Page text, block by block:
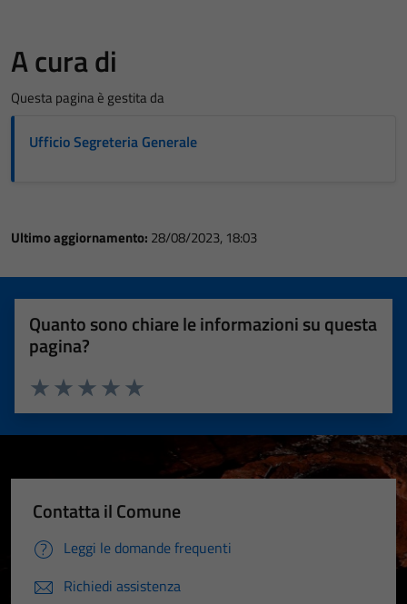
A cura di
Questa pagina è gestita da
Ufficio Segreteria Generale
Ultimo aggiornamento: 28/08/2023, 18:03
Quanto sono chiare le informazioni su questa
pagina?
Valuta 5 stelle su 5
Valuta 4 stelle su 5
Valuta 3 stelle su 5
Valuta 2 stelle su 5
Valuta 1 stelle su 5
Contatta il Comune
Leggi le domande frequenti
Richiedi assistenza